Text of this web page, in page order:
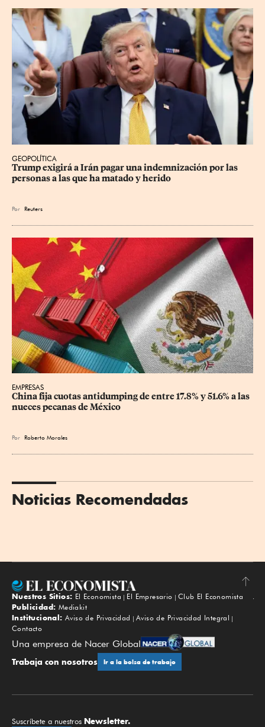
GEOPOLÍTICA
Trump exigirá a Irán pagar una indemnización por las
personas a las que ha matado y herido
Por Reuters
EMPRESAS
China fija cuotas antidumping de entre 17.8% y 51.6% a las
nueces pecanas de México
Por Roberto Morales
Noticias Recomendadas
Subir
Nuestros Sitios: El Economista El Empresario
Club El Economista
Publicidad: Mediakit
Institucional: Aviso de Privacidad
Aviso de Privacidad Integral
Contacto
Una empresa de Nacer Global
Trabaja con nosotros Ir a la bolsa de trabajo
Suscríbete a nuestros Newsletter.